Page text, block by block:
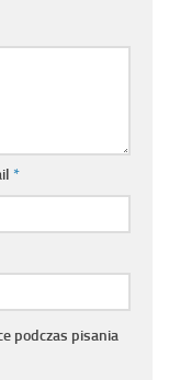
*
podczas pisania